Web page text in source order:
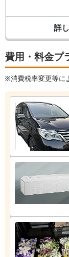
費用・料金プ
※消費税率変更等に
詳